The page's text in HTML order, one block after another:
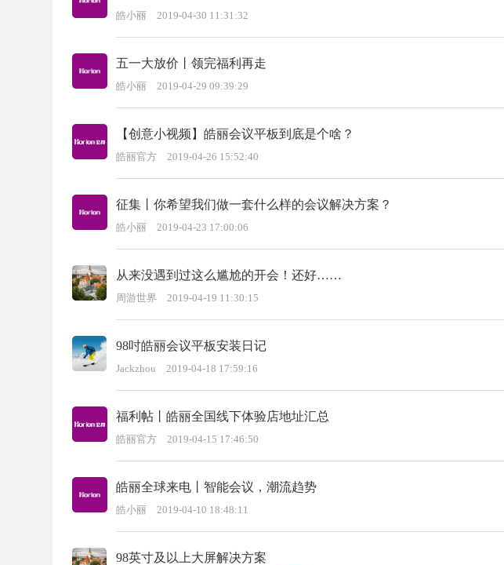
皓小丽 2019-04-30 11:31:32
五一大放价丨领完福利再走
皓小丽 2019-04-29 09:39:29
【创意小视频】皓丽会议平板到底是个啥？
皓丽官方 2019-04-26 15:52:40
征集丨你希望我们做一套什么样的会议解决方案？
皓小丽 2019-04-23 17:00:06
从来没遇到过这么尴尬的开会！还好……
周游世界 2019-04-19 11:30:15
98吋皓丽会议平板安装日记
Jackzhou 2019-04-18 17:59:16
福利帖丨皓丽全国线下体验店地址汇总
皓丽官方 2019-04-15 17:46:50
皓丽全球来电丨智能会议，潮流趋势
皓小丽 2019-04-10 18:48:11
98英寸及以上大屏解决方案